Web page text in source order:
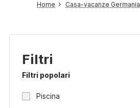
Home Casa-vacanze Germania
Filtri
Filtri popolari
Piscina